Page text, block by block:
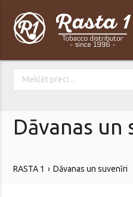
Dāvanas un
RASTA 1 Dāvanas un suvenīri